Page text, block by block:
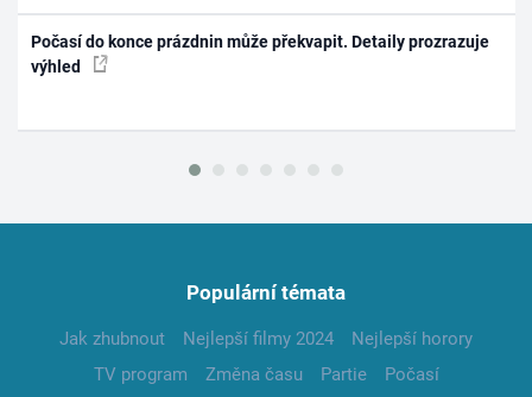
Počasí do konce prázdnin může překvapit. Detaily prozrazuje
výhled
Populární témata
Jak zhubnout Nejlepší filmy 2024
Nejlepší horory
TV program
Změna času Partie
Počasí